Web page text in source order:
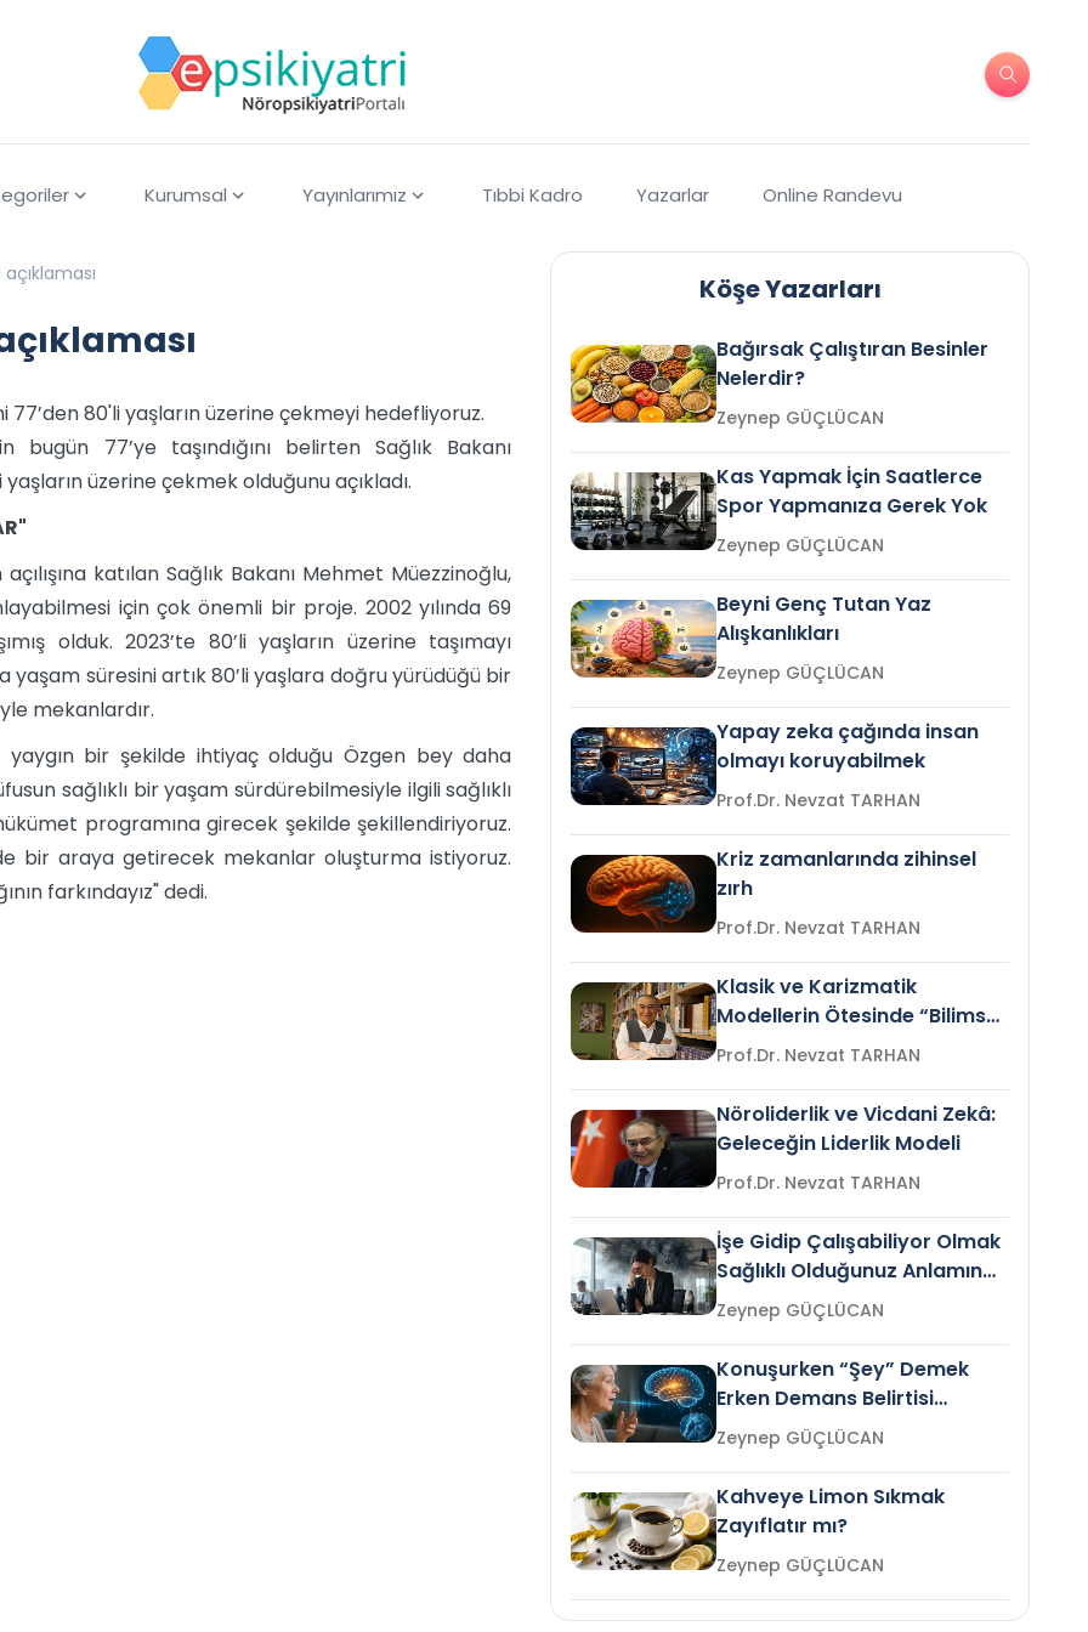
Kurumsal Yayınlarımız Tıbbi Kadro Yazarlar Online Randevu
80'li yaşların üzerine çekmeyi hedefliyoruz.
77’ye taşındığını belirten Sağlık Bakanı
üzerine çekmek olduğunu açıkladı.
katılan Sağlık Bakanı Mehmet Müezzinoğlu,
için çok önemli bir proje. 2002 yılında 69
olduk. 2023’te 80’li yaşların üzerine taşımayı
süresini artık 80’li yaşlara doğru yürüdüğü bir
mekanlardır.
bir şekilde ihtiyaç olduğu Özgen bey daha
sağlıklı bir yaşam sürdürebilmesiyle ilgili sağlıklı
programına girecek şekilde şekillendiriyoruz.
bir araya getirecek mekanlar oluşturma istiyoruz.
farkındayız" dedi.
Köşe Yazarları
Bağırsak Çalıştıran Besinler
Nelerdir?
Zeynep GÜÇLÜCAN
Kas Yapmak İçin Saatlerce
Spor Yapmanıza Gerek Yok
Zeynep GÜÇLÜCAN
Beyni Genç Tutan Yaz
Alışkanlıkları
Zeynep GÜÇLÜCAN
Yapay zeka çağında insan
olmayı koruyabilmek
Prof.Dr. Nevzat TARHAN
Kriz zamanlarında zihinsel
zırh
Prof.Dr. Nevzat TARHAN
Klasik ve Karizmatik
Modellerin Ötesinde “Bilimsel
Liderlik”
Prof.Dr. Nevzat TARHAN
Nöroliderlik ve Vicdani Zekâ:
Geleceğin Liderlik Modeli
Prof.Dr. Nevzat TARHAN
İşe Gidip Çalışabiliyor Olmak
Sağlıklı Olduğunuz Anlamına
Gelir mi?Zeynep GÜÇLÜCAN
Konuşurken “Şey” Demek
Erken Demans Belirtisi
Olabilir mi?Zeynep GÜÇLÜCAN
Kahveye Limon Sıkmak
Zayıflatır mı?
Zeynep GÜÇLÜCAN